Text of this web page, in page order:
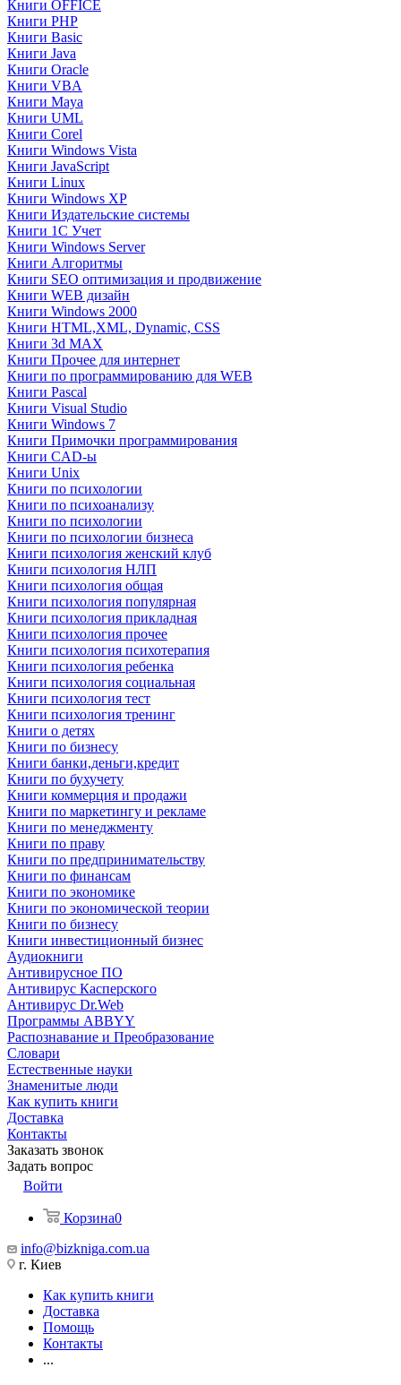
Книги OFFICE
Книги PHP
Книги Basic
Книги Java
Книги Oracle
Книги VBA
Книги Maya
Книги UML
Книги Corel
Книги Windows Vista
Книги JavaScript
Книги Linux
Книги Windows XP
Книги Издательские системы
Книги 1C Учет
Книги Windows Server
Книги Алгоритмы
Книги SEO оптимизация и продвижение
Книги WEB дизайн
Книги Windows 2000
Книги HTML,XML, Dynamic, CSS
Книги 3d MAX
Книги Прочее для интернет
Книги по программированию для WEB
Книги Pascal
Книги Visual Studio
Книги Windows 7
Книги Примочки программирования
Книги CAD-ы
Книги Unix
Книги по психологии
Книги по психоанализу
Книги по психологии
Книги по психологии бизнеса
Книги психология женский клуб
Книги психология НЛП
Книги психология общая
Книги психология популярная
Книги психология прикладная
Книги психология прочее
Книги психология психотерапия
Книги психология ребенка
Книги психология социальная
Книги психология тест
Книги психология тренинг
Книги о детях
Книги по бизнесу
Книги банки,деньги,кредит
Книги по бухучету
Книги коммерция и продажи
Книги по маркетингу и рекламе
Книги по менеджменту
Книги по праву
Книги по предпринимательству
Книги по финансам
Книги по экономике
Книги по экономической теории
Книги по бизнесу
Книги инвестиционный бизнес
Аудиокниги
Антивирусное ПО
Антивирус Касперского
Антивирус Dr.Web
Программы ABBYY
Распознавание и Преобразование
Словари
Естественные науки
Знаменитые люди
Как купить книги
Доставка
Контакты
Заказать звонок
Задать вопрос
Войти
Корзина0
info@bizkniga.com.ua
г. Киев
Как купить книги
Доставка
Помощь
Контакты
...